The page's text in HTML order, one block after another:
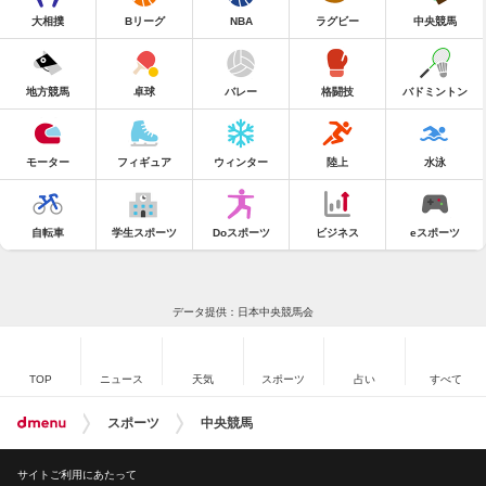
大相撲 Bリーグ NBA ラグビー 中央競馬
地方競馬 卓球 バレー 格闘技 バドミントン
モーター フィギュア ウィンター 陸上 水泳
自転車 学生スポーツ Doスポーツ ビジネス eスポーツ
データ提供：日本中央競馬会
TOP ニュース 天気 スポーツ 占い すべて
スポーツ 中央競馬
サイトご利用にあたって